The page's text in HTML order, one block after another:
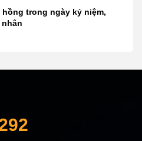
hồng trong ngày kỷ niệm,